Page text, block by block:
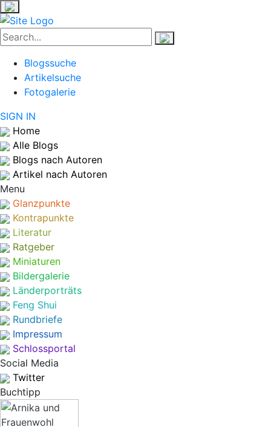
Blogssuche
Artikelsuche
Fotogalerie
SIGN IN
Home
Alle Blogs
Blogs nach Autoren
Artikel nach Autoren
Menu
Glanzpunkte
Kontrapunkte
Literatur
Ratgeber
Miniaturen
Bildergalerie
Länderporträts
Feng Shui
Rundbriefe
Impressum
Schlossportal
Social Media
Twitter
Buchtipp